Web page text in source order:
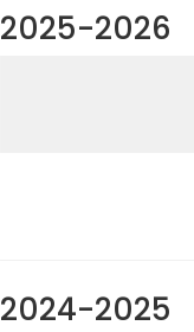
2025-2026
2024-2025